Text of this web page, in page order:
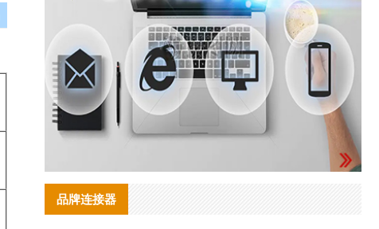
品牌连接器